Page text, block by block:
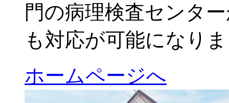
門の病理検査センタ
も対応が可能になり
ホームページへ